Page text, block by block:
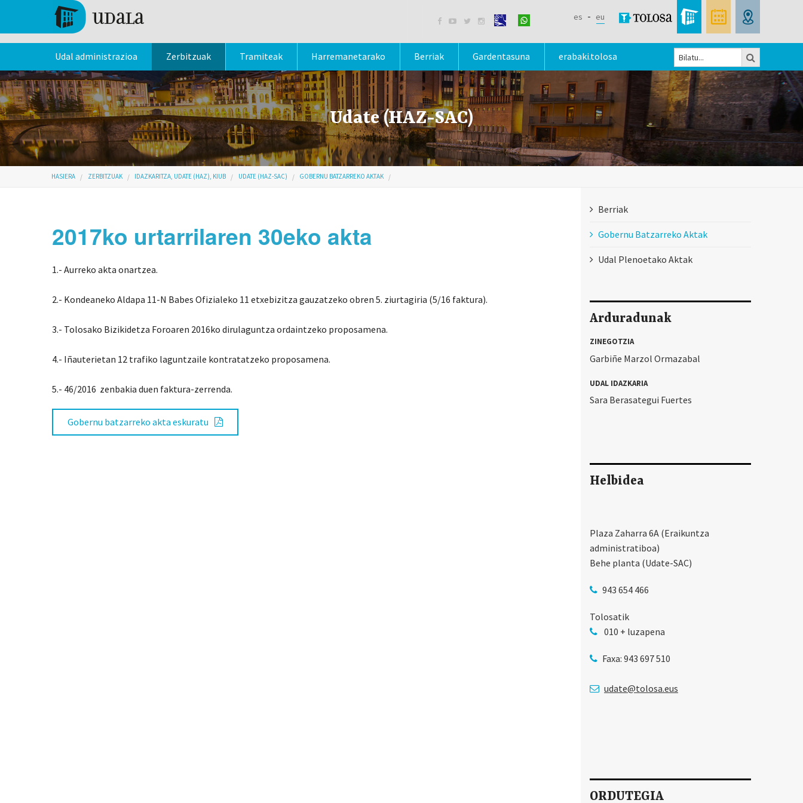
Skip to main content
    es eu
Udal administrazioa Zerbitzuak Tramiteak Harremanetarako Berriak Gardentasuna erabaki.tolosa
Bilaketa
formularioa
Udate (HAZ-SAC)
Hemen zaude
HASIERA ZERBITZUAK IDAZKARITZA, UDATE (HAZ), KIUB UDATE (HAZ-SAC) GOBERNU BATZARREKO AKTAK
2017ko urtarrilaren 30eko akta
1.- Aurreko akta onartzea.
2.- Kondeaneko Aldapa 11-N Babes Ofizialeko 11 etxebizitza gauzatzeko obren 5. ziurtagiria (5/16 faktura).
3.- Tolosako Bizikidetza Foroaren 2016ko dirulaguntza ordaintzeko proposamena.
4.- Iñauterietan 12 trafiko laguntzaile kontratatzeko proposamena.
5.- 46/2016 zenbakia duen faktura-zerrenda.
Gobernu batzarreko akta eskuratu
Berriak
Gobernu Batzarreko Aktak
Udal Plenoetako Aktak
Arduradunak
ZINEGOTZIA
Garbiñe Marzol Ormazabal
UDAL IDAZKARIA
Sara Berasategui Fuertes
Helbidea
Plaza Zaharra 6A (Eraikuntza
administratiboa)
Behe planta (Udate-SAC)
943 654 466
Tolosatik
010 + luzapena
Faxa: 943 697 510
udate@tolosa.eus
ORDUTEGIA